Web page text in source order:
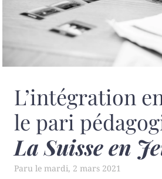
L’intégration
le pari
La Suisse en
mardi, 2 mars 2021